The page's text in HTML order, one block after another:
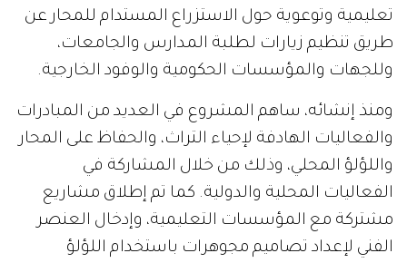
تعليمية وتوعوية حول الاستزراع المستدام للمحار عن
طريق تنظيم زيارات لطلبة المدارس والجامعات،
وللجهات والمؤسسات الحكومية والوفود الخارجية.
ومنذ إنشائه، ساهم المشروع في العديد من المبادرات
والفعاليات الهادفة لإحياء التراث، والحفاظ على المحار
واللؤلؤ المحلي، وذلك من خلال المشاركة في
الفعاليات المحلية والدولية. كما تم إطلاق مشاريع
مشتركة مع المؤسسات التعليمية، وإدخال العنصر
الفني لإعداد تصاميم مجوهرات باستخدام اللؤلؤ